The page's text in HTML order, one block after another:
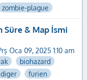
zombie-plague
Süre & Map İsmi
Oca 09, 2025 1:10 am
biohazard
diger
furien